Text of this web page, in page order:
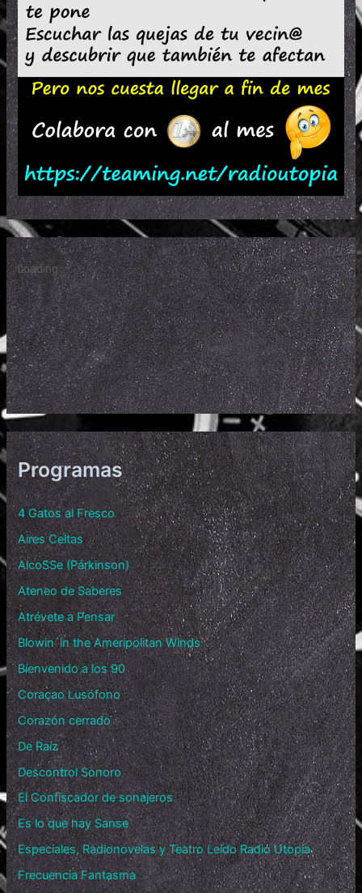
Programas
4 Gatos al Fresco
Aires Celtas
AlcoSSe (Párkinson)
Ateneo de Saberes
Atrévete a Pensar
Blowin´in the Ameripolitan Winds
Bienvenido a los 90
Coraçao Lusófono
Corazón cerrado
De Raíz
Descontrol Sonoro
El Confiscador de sonajeros
Es lo que hay Sanse
Especiales, Radionovelas y Teatro Leído Radio Utopía
Frecuencia Fantasma